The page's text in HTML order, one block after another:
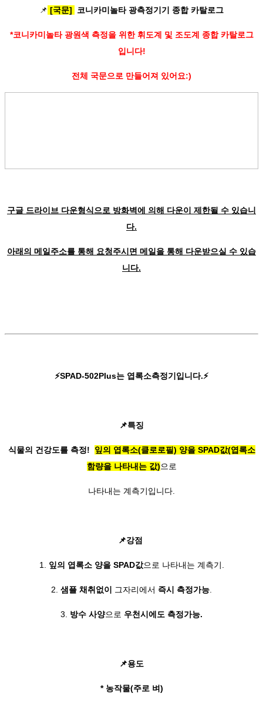
📌 [국문] 코니카미놀타 광측정기기 종합 카탈로그
*코니카미놀타 광원색 측정을 위한 휘도계 및 조도계 종합 카탈로그
입니다!
전체 국문으로 만들어져 있어요:)
구글 드라이브 다운형식으로 방화벽에 의해 다운이 제한될 수 있습니
다.
아래의 메일주소를 통해 요청주시면 메일을 통해 다운받으실 수 있습
니다.
⚡SPAD-502Plus는 엽록소측정기입니다.⚡
📌특징
식물의 건강도를 측정!
잎의 엽록소(클로로필) 양을 SPAD값(엽록소
함량을 나타내는 값)으로
나타내는 계측기입니다.
📌강점
1. 잎의 엽록소 양을 SPAD값으로 나타내는 계측기.
2. 샘플 채취없이 그자리에서 즉시 측정가능
3. 방수 사양으로 우천시에도 측정가능.
📌용도
* 농작물(주로 벼)